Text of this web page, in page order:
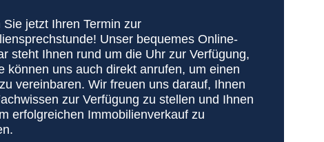
Sie jetzt Ihren Termin zur
Unser bequemes Online-
steht Ihnen rund um die Uhr zur Verfügung,
können uns auch direkt anrufen, um einen
vereinbaren. Wir freuen uns darauf, Ihnen
zur Verfügung zu stellen und Ihnen
erfolgreichen Immobilienverkauf zu